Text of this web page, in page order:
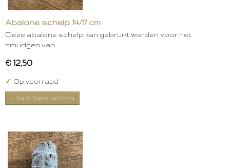
Abalone schelp 14/17 cm
Deze abalone schelp kan gebruikt worden voor het
smudgen van…
€ 12,50
✓ Op voorraad
IN WINKELWAGEN